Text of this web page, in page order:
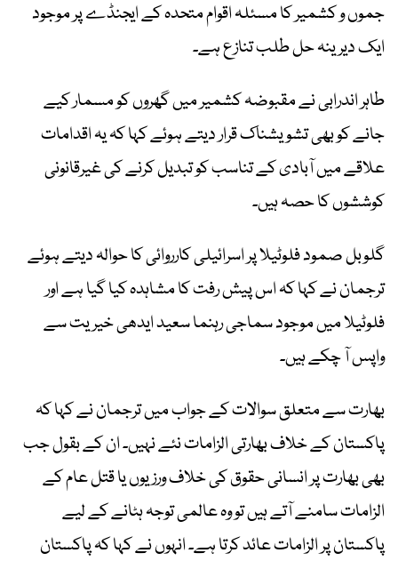
جموں و کشمیر کا مسئلہ اقوام متحدہ کے ایجنڈے پر موجود
ایک دیرینہ حل طلب تنازع ہے۔
طاہر اندرابی نے مقبوضہ کشمیر میں گھروں کو مسمار کیے
جانے کو بھی تشویشناک قرار دیتے ہوئے کہا کہ یہ اقدامات
علاقے میں آبادی کے تناسب کو تبدیل کرنے کی غیرقانونی
کوششوں کا حصہ ہیں۔
گلوبل صمود فلوٹیلا پر اسرائیلی کارروائی کا حوالہ دیتے ہوئے
ترجمان نے کہا کہ اس پیش رفت کا مشاہدہ کیا گیا ہے اور
فلوٹیلا میں موجود سماجی رہنما سعید ایدھی خیریت سے
واپس آ چکے ہیں۔
بھارت سے متعلق سوالات کے جواب میں ترجمان نے کہا کہ
پاکستان کے خلاف بھارتی الزامات نئے نہیں۔ ان کے بقول جب
بھی بھارت پر انسانی حقوق کی خلاف ورزیوں یا قتل عام کے
الزامات سامنے آتے ہیں تو وہ عالمی توجہ ہٹانے کے لیے
پاکستان پر الزامات عائد کرتا ہے۔ انہوں نے کہا کہ پاکستان